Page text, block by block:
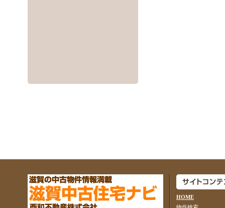
HOME